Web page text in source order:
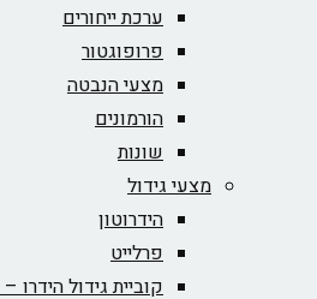
ערכת ייחורים
פרופוגטור
מצעי הנבטה
הורמונים
שונות
מצעי גידול
הידרוטון
פרלייט
קוביית גידול הידרו – ROCKWOOL‏